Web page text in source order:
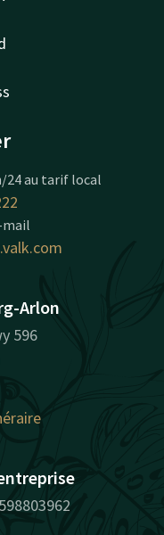
24 au tarif local
mail
Arlon
596